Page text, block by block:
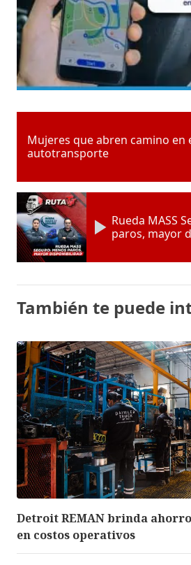
Mujeres que abren camino en
autotransporte
Rueda MASS
paros, mayor
También te puede
Detroit REMAN brinda
en costos operativos